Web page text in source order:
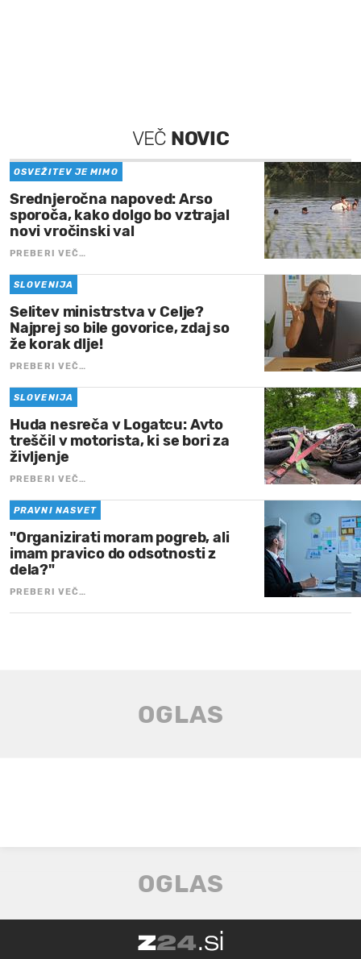
VEČ NOVIC
OSVEŽITEV JE MIMO
Srednjeročna napoved: Arso
sporoča, kako dolgo bo vztrajal
novi vročinski val
PREBERI VEČ…
SLOVENIJA
Selitev ministrstva v Celje?
Najprej so bile govorice, zdaj so
že korak dlje!
PREBERI VEČ…
SLOVENIJA
Huda nesreča v Logatcu: Avto
treščil v motorista, ki se bori za
življenje
PREBERI VEČ…
PRAVNI NASVET
"Organizirati moram pogreb, ali
imam pravico do odsotnosti z
dela?"
PREBERI VEČ…